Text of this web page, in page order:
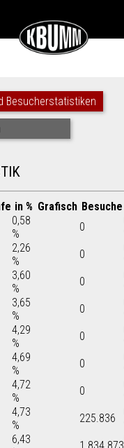
Besucherstatistiken
in % Grafisch Besuche
0,58
%
0
2,26
%
0
3,60
%
0
3,65
%
0
4,29
%
0
4,69
%
0
4,72
%
0
4,73
%
225.836
6,43